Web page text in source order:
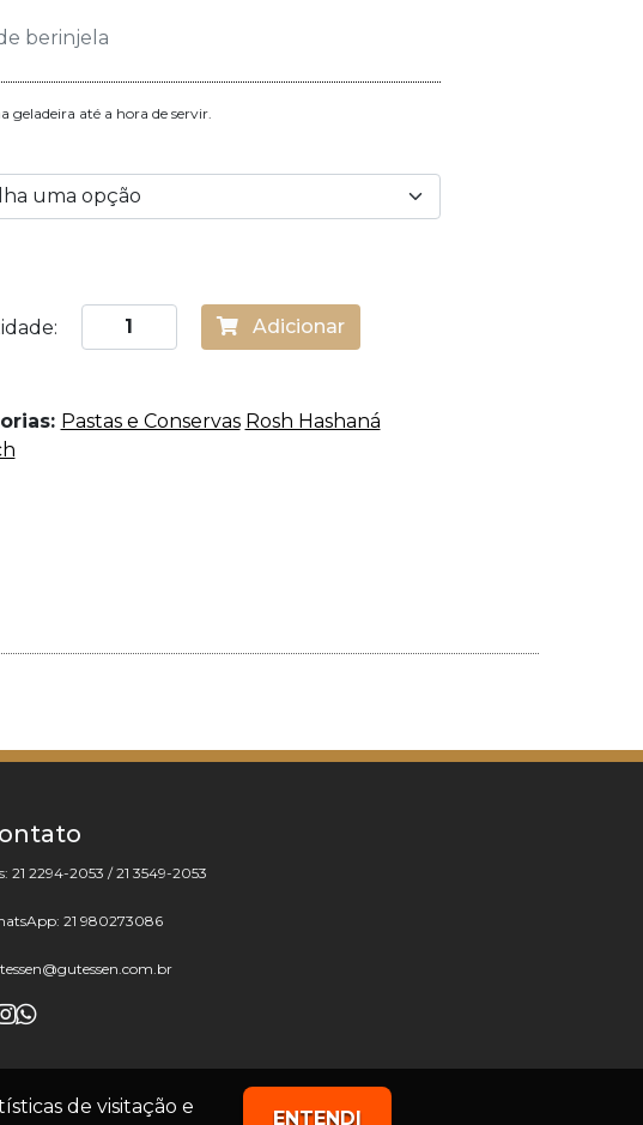
de visitação e
ENTENDI
berinjela
geladeira até a hora de servir.
Adicionar
Pastas e Conservas Rosh Hashaná
21 2294-2053 / 21 3549-2053
21 980273086